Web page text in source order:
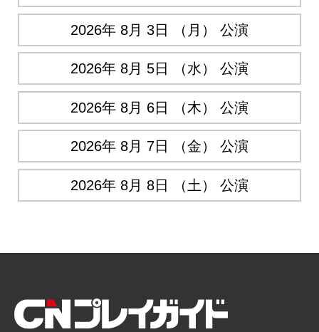
2026年 8月 3日 （月） 公演
2026年 8月 5日 （水） 公演
2026年 8月 6日 （木） 公演
2026年 8月 7日 （金） 公演
2026年 8月 8日 （土） 公演